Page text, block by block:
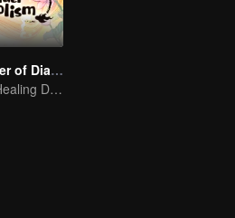
The Founder of Diabolism Q
Warm and Healing Daily Life